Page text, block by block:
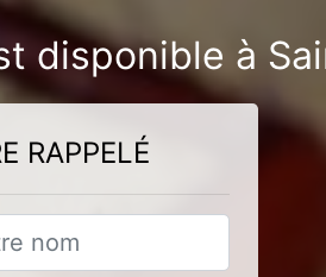
disponible à
RAPPELÉ